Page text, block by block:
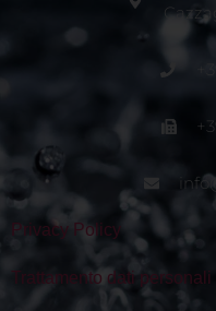
Privacy Policy
Trattamento dati personali